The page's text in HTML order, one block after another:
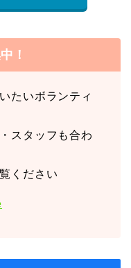
！
たいボランティ
スタッフも合わ
ください